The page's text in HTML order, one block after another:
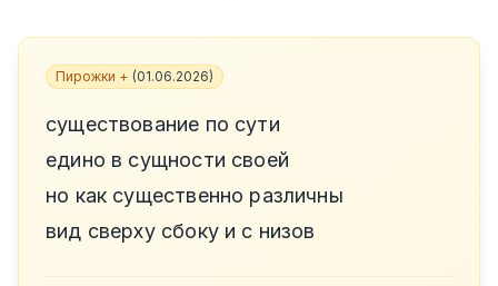
Пирожки + (01.06.2026)
существование по сути
едино в сущности своей
но как существенно различны
вид сверху сбоку и с низов